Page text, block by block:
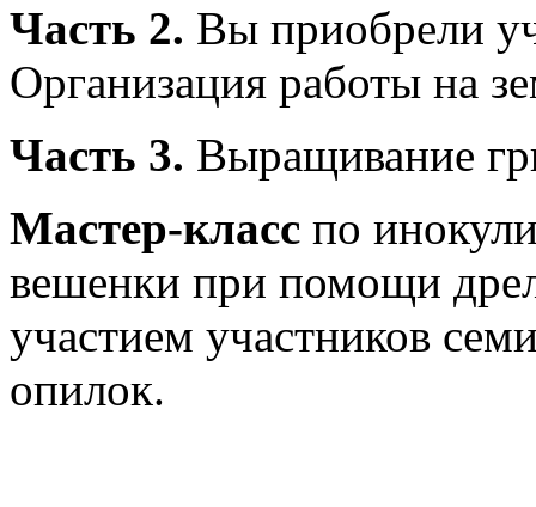
Часть 2. Вы приобрели
Организация работы на
Часть 3. Выращивание
Мастер-класс по
вешенки при помощи
участием участников
опилок.